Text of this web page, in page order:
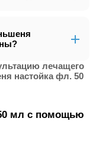
лечащего
настойка фл. 50
мл с помощью